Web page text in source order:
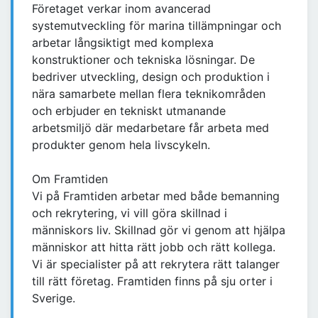
Företaget verkar inom avancerad
systemutveckling för marina tillämpningar och
arbetar långsiktigt med komplexa
konstruktioner och tekniska lösningar. De
bedriver utveckling, design och produktion i
nära samarbete mellan flera teknikområden
och erbjuder en tekniskt utmanande
arbetsmiljö där medarbetare får arbeta med
produkter genom hela livscykeln.
Om Framtiden
Vi på Framtiden arbetar med både bemanning
och rekrytering, vi vill göra skillnad i
människors liv. Skillnad gör vi genom att hjälpa
människor att hitta rätt jobb och rätt kollega.
Vi är specialister på att rekrytera rätt talanger
till rätt företag. Framtiden finns på sju orter i
Sverige.